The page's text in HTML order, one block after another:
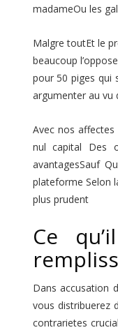
madameOu les
Malgre toutEt le
beaucoup
pour 50 piges qui
argumenter au vu
Avec nos
nul capital Des
avantagesSauf
plateforme Selon
plus prudent
Ce
Dans accusation
vous distribuerez
contrarietes